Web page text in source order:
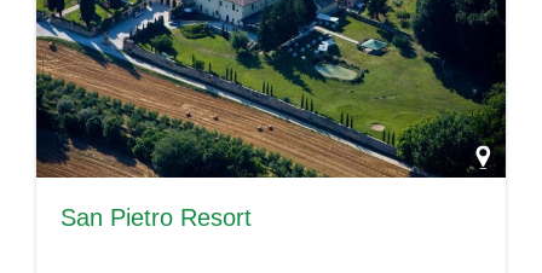
San Pietro Resort